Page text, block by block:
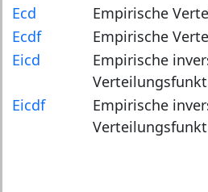
Ecd
Empirische
Ecdf
Empirische
Eicd
Empirische
Eicdf
Empirische